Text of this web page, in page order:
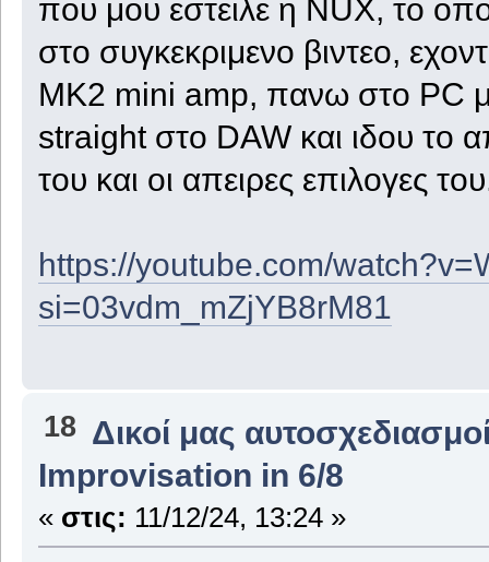
που μου εστειλε η NUX, το
στο συγκεκριμενο βιντεο,
MK2 mini amp, πανω στο PC
straight στο DAW και ιδου το
του και οι απειρες επιλογες
https://youtube.com/
si=03vdm_mZjYB8rM81
18 Δικοί μας
Improvisation in 6/8
« στις: 11/12/24, 13:24 »